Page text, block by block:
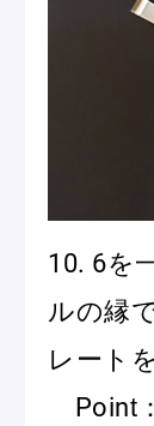
10. 6を
ルの縁
レート
Point